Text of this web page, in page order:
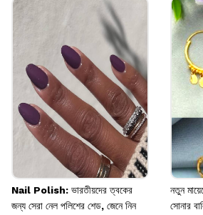
Nail Polish: ভারতীয়দের ত্বকের
জন্য সেরা নেল পলিশের শেড, জেনে নিন
নতুন
সোনার